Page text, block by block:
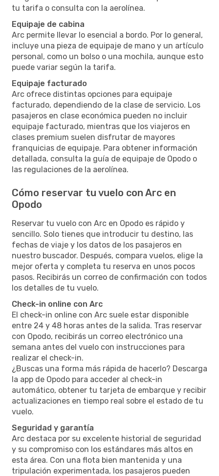
tu tarifa o consulta con la aerolínea.
Equipaje de cabina
Arc permite llevar lo esencial a bordo. Por lo general,
incluye una pieza de equipaje de mano y un artículo
personal, como un bolso o una mochila, aunque esto
puede variar según la tarifa.
Equipaje facturado
Arc ofrece distintas opciones para equipaje
facturado, dependiendo de la clase de servicio. Los
pasajeros en clase económica pueden no incluir
equipaje facturado, mientras que los viajeros en
clases premium suelen disfrutar de mayores
franquicias de equipaje. Para obtener información
detallada, consulta la guía de equipaje de Opodo o
las regulaciones de la aerolínea.
Cómo reservar tu vuelo con Arc en
Opodo
Reservar tu vuelo con Arc en Opodo es rápido y
sencillo. Solo tienes que introducir tu destino, las
fechas de viaje y los datos de los pasajeros en
nuestro buscador. Después, compara vuelos, elige la
mejor oferta y completa tu reserva en unos pocos
pasos. Recibirás un correo de confirmación con todos
los detalles de tu vuelo.
Check-in online con Arc
El check-in online con Arc suele estar disponible
entre 24 y 48 horas antes de la salida. Tras reservar
con Opodo, recibirás un correo electrónico una
semana antes del vuelo con instrucciones para
realizar el check-in.
¿Buscas una forma más rápida de hacerlo? Descarga
la app de Opodo para acceder al check-in
automático, obtener tu tarjeta de embarque y recibir
actualizaciones en tiempo real sobre el estado de tu
vuelo.
Seguridad y garantía
Arc destaca por su excelente historial de seguridad
y su compromiso con los estándares más altos en
esta área. Con una flota bien mantenida y una
tripulación experimentada, los pasajeros pueden